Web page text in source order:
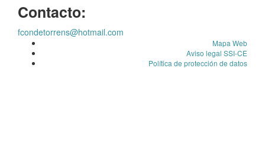
Contacto:
fcondetorrens@hotmail.com
Mapa Web
Aviso legal SSI-CE
Política de protección de datos